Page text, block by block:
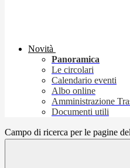
Novità
Panoramica
Le circolari
Calendario eventi
Albo online
Amministrazione
Documenti utili
Campo di ricerca per le pagine